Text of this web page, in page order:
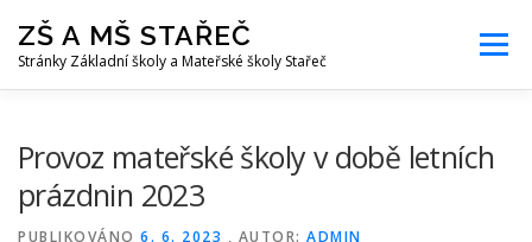
obsah
ZŠ A MŠ STAŘEČ
Stránky Základní školy a Mateřské školy Stařeč
Menu
Provoz mateřské školy v době letních
prázdnin 2023
PUBLIKOVÁNO 6. 6. 2023 , AUTOR: ADMIN